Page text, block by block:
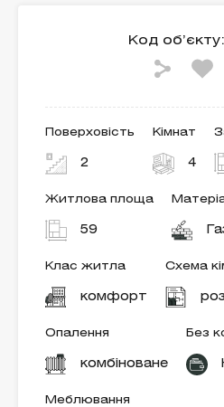
Код об’єкту:
Поверховість
2
Кімнат
4
Житлова площа
59
Клас житла
комфорт
Схема
Опалення
комбіноване
Без
Меблювання